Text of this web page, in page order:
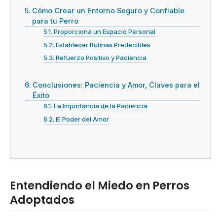
Cómo Crear un Entorno Seguro y Confiable
para tu Perro
Proporciona un Espacio Personal
Establecer Rutinas Predecibles
Refuerzo Positivo y Paciencia
Conclusiones: Paciencia y Amor, Claves para el
Éxito
La Importancia de la Paciencia
El Poder del Amor
Entendiendo el Miedo en Perros
Adoptados